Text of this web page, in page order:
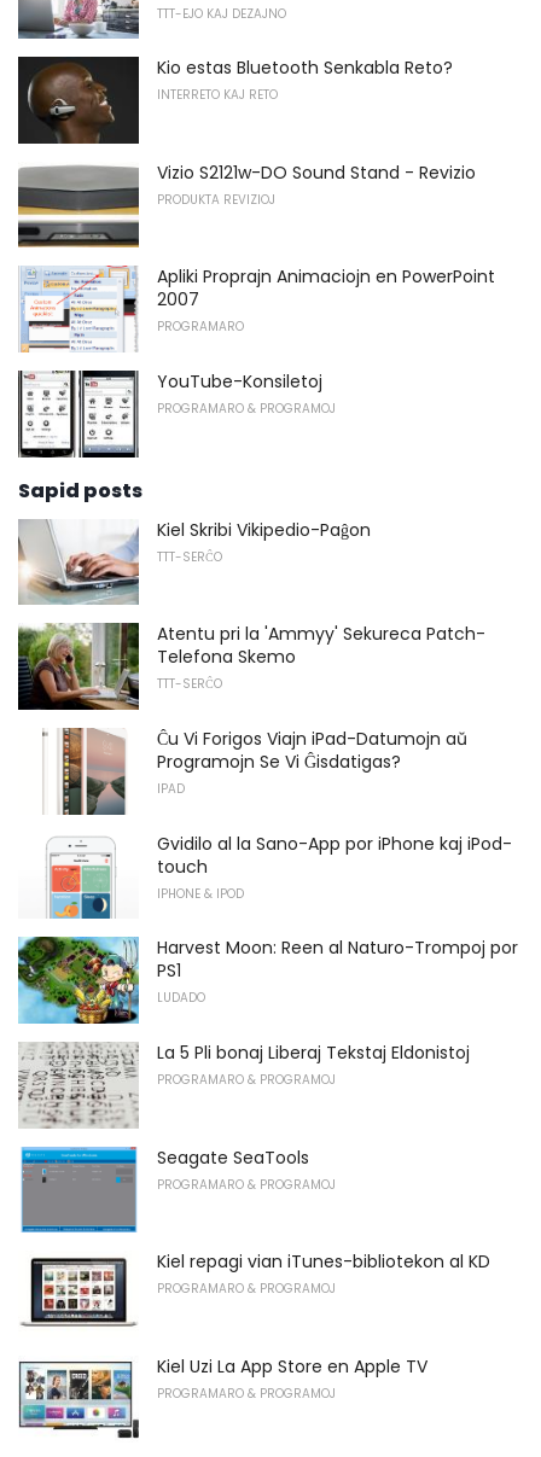
TTT-EJO KAJ DEZAJNO
Kio estas Bluetooth Senkabla Reto?
INTERRETO KAJ RETO
Vizio S2121w-DO Sound Stand - Revizio
PRODUKTA REVIZIOJ
Apliki Proprajn Animaciojn en PowerPoint
2007
PROGRAMARO
YouTube-Konsiletoj
PROGRAMARO & PROGRAMOJ
Sapid posts
Kiel Skribi Vikipedio-Paĝon
TTT-SERĈO
Atentu pri la 'Ammyy' Sekureca Patch-
Telefona Skemo
TTT-SERĈO
Ĉu Vi Forigos Viajn iPad-Datumojn aŭ
Programojn Se Vi Ĝisdatigas?
IPAD
Gvidilo al la Sano-App por iPhone kaj iPod-
touch
IPHONE & IPOD
Harvest Moon: Reen al Naturo-Trompoj por
PS1
LUDADO
La 5 Pli bonaj Liberaj Tekstaj Eldonistoj
PROGRAMARO & PROGRAMOJ
Seagate SeaTools
PROGRAMARO & PROGRAMOJ
Kiel repagi vian iTunes-bibliotekon al KD
PROGRAMARO & PROGRAMOJ
Kiel Uzi La App Store en Apple TV
PROGRAMARO & PROGRAMOJ